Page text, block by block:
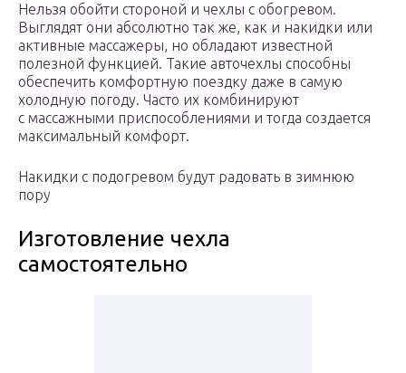
Нельзя обойти стороной и чехлы с обогревом.
Выглядят они абсолютно так же, как и накидки или
активные массажеры, но обладают известной
полезной функцией. Такие авточехлы способны
обеспечить комфортную поездку даже в самую
холодную погоду. Часто их комбинируют
с массажными приспособлениями и тогда создается
максимальный комфорт.
Накидки с подогревом будут радовать в зимнюю
пору
Изготовление чехла
самостоятельно